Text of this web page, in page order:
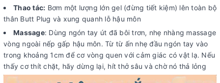
Thao tác: Bơm một lượng lớn gel (đừng tiết kiệm) lên toàn bộ
thân Butt Plug và xung quanh lỗ hậu môn
Massage: Dùng ngón tay út đã bôi trơn, nhẹ nhàng massage
vòng ngoài nếp gấp hậu môn. Từ từ ấn nhẹ đầu ngón tay vào
trong khoảng 1cm để cơ vòng quen với cảm giác có vật lạ. Nếu
thấy cơ thít chặt, hãy dừng lại, hít thở sâu và chờ nó thả lỏng